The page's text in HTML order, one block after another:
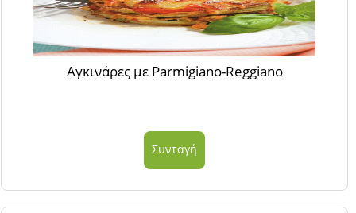
Αγκινάρες με Parmigiano-Reggiano
Συνταγή